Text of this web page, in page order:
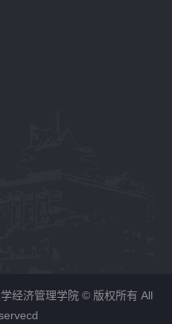
经济管理学院 © 版权所有 All